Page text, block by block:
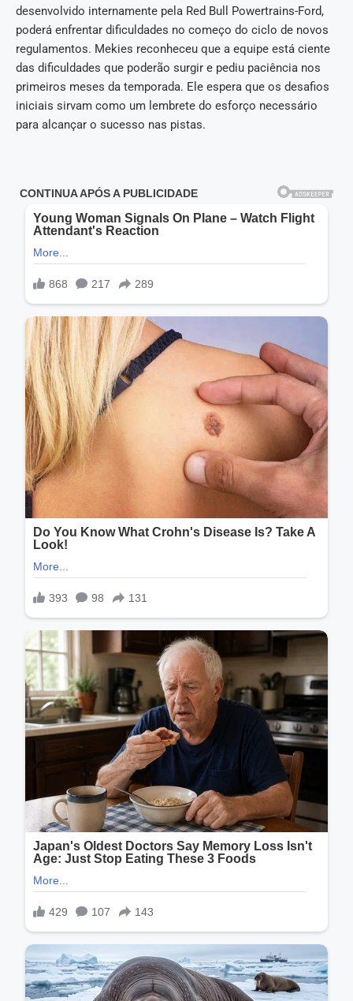
desenvolvido internamente pela Red Bull Powertrains-Ford,
poderá enfrentar dificuldades no começo do ciclo de novos
regulamentos. Mekies reconheceu que a equipe está ciente
das dificuldades que poderão surgir e pediu paciência nos
primeiros meses da temporada. Ele espera que os desafios
iniciais sirvam como um lembrete do esforço necessário
para alcançar o sucesso nas pistas.